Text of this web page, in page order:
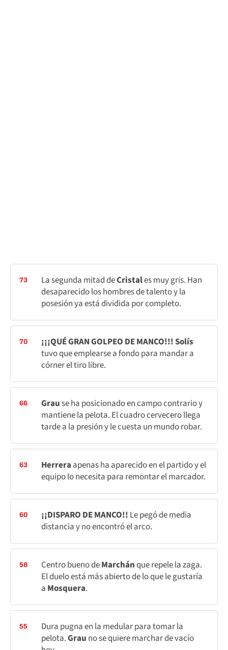
73 La segunda mitad deCristales muy gris. Han
desaparecido los hombres de talento y la
posesión ya está dividida por completo.
70
¡¡¡QUÉ GRAN GOLPEO DE MANCO!!! Solís
tuvo que emplearse a fondo para mandar a
córner el tiro libre.
66 Grause ha posicionado en campo contrario y
mantiene la pelota. El cuadro cervecero llega
tarde a la presión y le cuesta un mundo robar.
63 Herrera apenas ha aparecido en el partido y el
equipo lo necesita para remontar el marcador.
60 ¡¡DISPARO DE MANCO!! Le pegó de media
distancia y no encontró el arco.
58 Centro bueno deMarchánque repele la zaga.
El duelo está más abierto de lo que le gustaría
a Mosquera.
55
Dura pugna en la medular para tomar la
pelota.Grau no se quiere marchar de vacío